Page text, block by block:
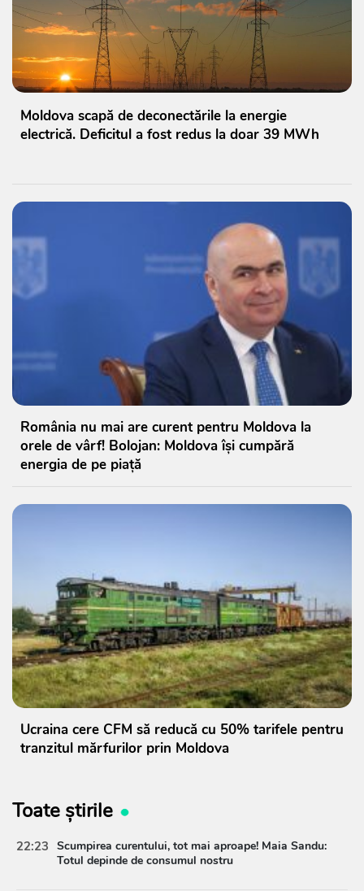
Moldova scapă de deconectările la energie
electrică. Deficitul a fost redus la doar 39 MWh
România nu mai are curent pentru Moldova la
orele de vârf! Bolojan: Moldova își cumpără
energia de pe piață
Ucraina cere CFM să reducă cu 50% tarifele pentru
tranzitul mărfurilor prin Moldova
Toate știrile
22:23 Scumpirea curentului, tot mai aproape! Maia Sandu:
Totul depinde de consumul nostru